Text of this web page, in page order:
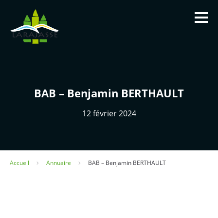
BAB – Benjamin BERTHAULT
12 février 2024
Accueil Annuaire BAB – Benjamin BERTHAULT
Vivre à Larajasse
Panneau de gestion des cookies